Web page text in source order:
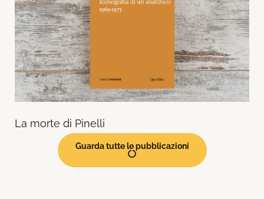
La morte di Pinelli
Guarda tutte le pubblicazioni